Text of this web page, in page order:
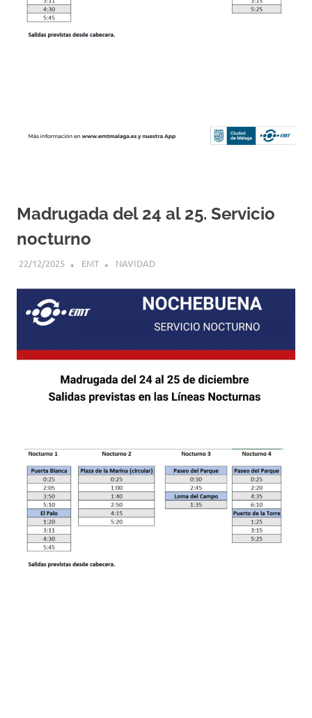
Madrugada del 24 al 25. Servicio
nocturno
22/12/2025 EMT NAVIDAD